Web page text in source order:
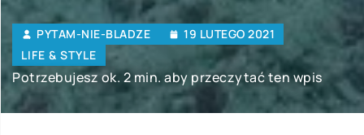
PYTAM-NIE-BLADZE
19 LUTEGO 2021
LIFE & STYLE
Potrzebujesz ok. 2 min. aby przeczytać ten wpis